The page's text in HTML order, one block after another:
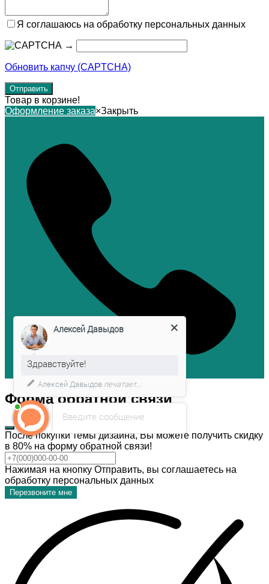
Я соглашаюсь на обработку персональных данных
→
Обновить капчу (CAPTCHA)
Товар в корзине!
Оформление заказа×Закрыть
Форма обратной связи
После покупки темы дизайна, Вы можете получить скидку
в 80% на форму обратной связи!
Нажимая на кнопку Отправить, вы соглашаетесь на
обработку персональных данных
Перезвоните мне
Введите сообщение
Алексей Давыдов
Здравствуйте!
Алексей Давыдов печатает...